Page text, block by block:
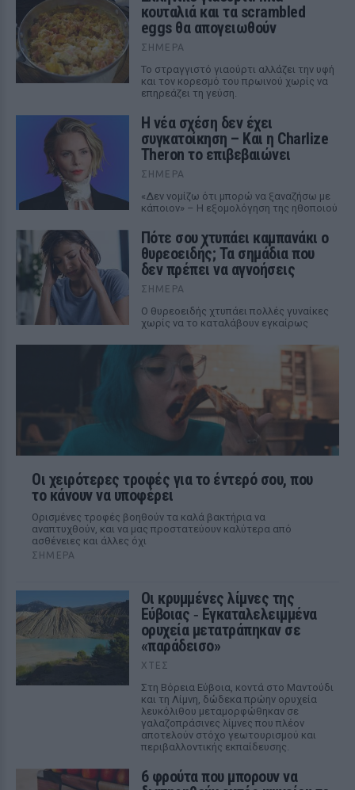
κουταλιά και τα scrambled
eggs θα απογειωθούν
ΣΉΜΕΡΑ
Το στραγγιστό γιαούρτι αλλάζει την υφή
και τον κορεσμό του πρωινού χωρίς να
επηρεάζει τη γεύση.
Η νέα σχέση δεν έχει
συγκατοίκηση – Και η Charlize
Theron το επιβεβαιώνει
ΣΉΜΕΡΑ
«Δεν νομίζω ότι μπορώ να ξαναζήσω με
κάποιον» – Η εξομολόγηση της ηθοποιού
Πότε σου χτυπάει καμπανάκι ο
θυρεοειδής; Τα σημάδια που
δεν πρέπει να αγνοήσεις
ΣΉΜΕΡΑ
Ο θυρεοειδής χτυπάει πολλές γυναίκες
χωρίς να το καταλάβουν εγκαίρως
Οι χειρότερες τροφές για το έντερό σου, που
το κάνουν να υποφέρει
Ορισμένες τροφές βοηθούν τα καλά βακτήρια να
αναπτυχθούν, και να μας προστατεύουν καλύτερα από
ασθένειες και άλλες όχι
ΣΉΜΕΡΑ
Οι κρυμμένες λίμνες της
Εύβοιας ‑ Εγκαταλελειμμένα
ορυχεία μετατράπηκαν σε
«παράδεισο»
ΧΤΕΣ
Στη Βόρεια Εύβοια, κοντά στο Μαντούδι
και τη Λίμνη, δώδεκα πρώην ορυχεία
λευκόλιθου μεταμορφώθηκαν σε
γαλαζοπράσινες λίμνες που πλέον
αποτελούν στόχο γεωτουρισμού και
περιβαλλοντικής εκπαίδευσης.
6 φρούτα που μπορουν να